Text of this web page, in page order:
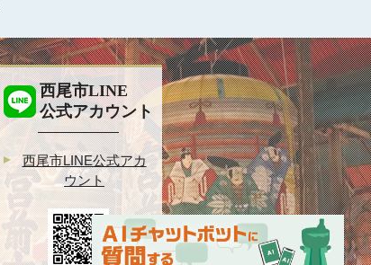
西尾市LINE
公式アカウント
西尾市LINE公式アカ
ウント